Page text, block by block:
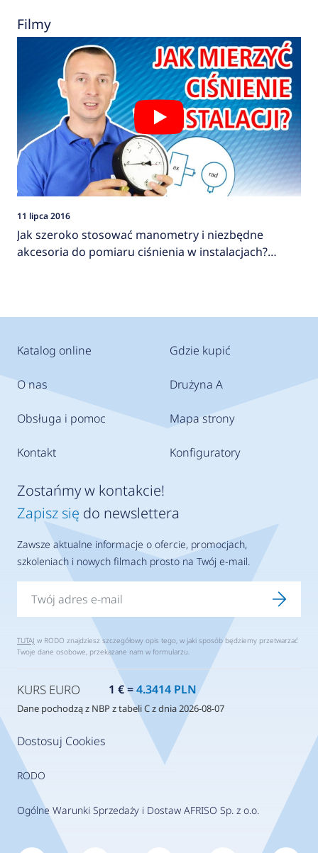
Filmy
11 lipca 2016
Jak szeroko stosować manometry i niezbędne
akcesoria do pomiaru ciśnienia w instalacjach?
Katalog online
O nas
Obsługa i pomoc
Kontakt
Gdzie kupić
Drużyna A
Mapa strony
Konfiguratory
Dostosuj Cookies
RODO
Ogólne Warunki Sprzedaży i Dostaw AFRISO Sp. z o.o.
Zostańmy w kontakcie!
Zapisz się do newslettera
Zawsze aktualne informacje o ofercie, promocjach,
szkoleniach i nowych filmach prosto na Twój e-mail.
TUTAJ w RODO znajdziesz szczegółowy opis tego, w jaki sposób będziemy przetwarzać
Twoje dane osobowe, przekazane nam w formularzu.
KURS EURO 1 € =4.3414 PLN
Dane pochodzą z NBP z tabeli C z dnia 2026-08-07